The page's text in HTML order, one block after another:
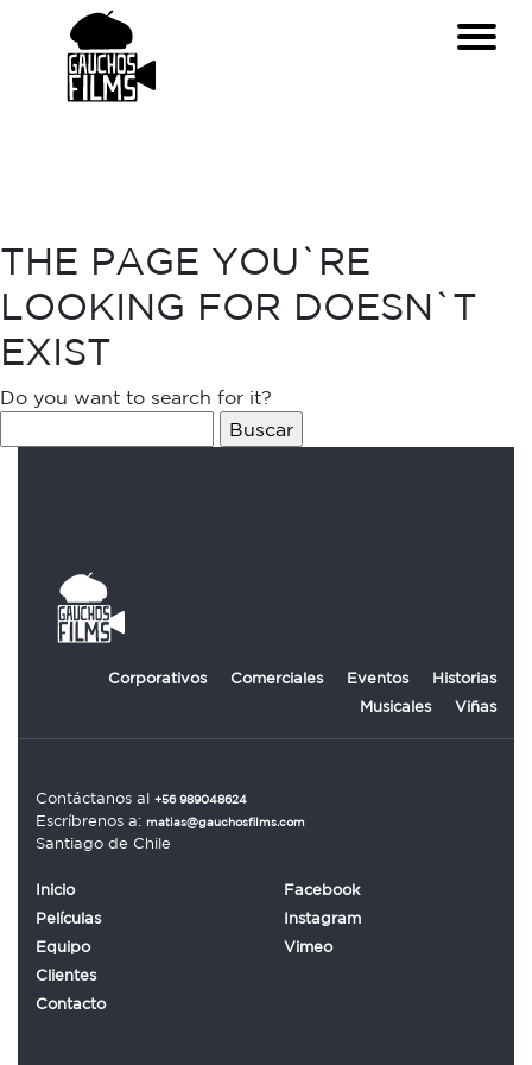
THE PAGE YOU`RE
LOOKING FOR DOESN`T
EXIST
Do you want to search for it?
Corporativos Comerciales Eventos
Historias
Musicales
Viñas
Contáctanos al +56 989048624
Escríbrenos a: matias@gauchosfilms.com
Santiago de Chile
Inicio
Películas
Equipo
Clientes
Contacto
Facebook
Instagram
Vimeo